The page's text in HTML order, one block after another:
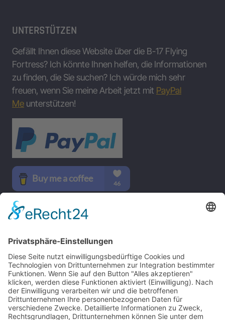
UNTERSTÜTZEN
Gefällt Ihnen diese Website über die B-17 Flying
Fortress? Ich könnte Ihnen helfen, die Informationen
zu finden, die Sie suchen? Ich würde mich sehr
freuen, wenn Sie meine Arbeit jetzt mit PayPal
Me unterstützen!
SOCIAL MEDIA
B-17 Bomber Flying Fortress – The Queen Of The Skies -
www.b17flyingfortress.de